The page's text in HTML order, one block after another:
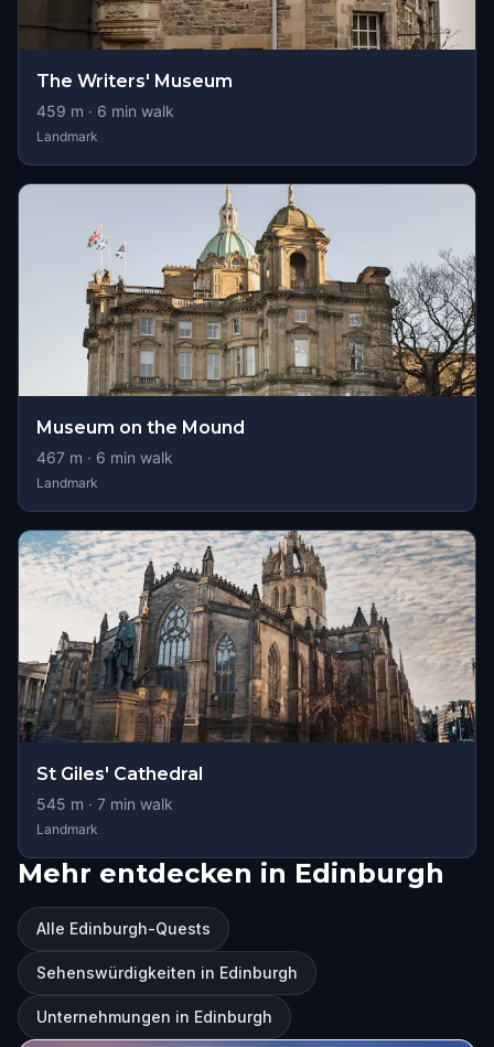
The Writers' Museum
459 m · 6 min walk
Landmark
Museum on the Mound
467 m · 6 min walk
Landmark
St Giles' Cathedral
545 m · 7 min walk
Landmark
Mehr entdecken in Edinburgh
Alle Edinburgh-Quests
Sehenswürdigkeiten in Edinburgh
Unternehmungen in Edinburgh